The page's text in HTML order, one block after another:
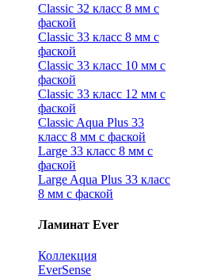
Classic 32 класс 8 мм с
фаской
Classic 33 класс 8 мм с
фаской
Classic 33 класс 10 мм с
фаской
Classic 33 класс 12 мм с
фаской
Classic Aqua Plus 33
класс 8 мм с фаской
Large 33 класс 8 мм с
фаской
Large Aqua Plus 33 класс
8 мм с фаской
Ламинат Ever
Коллекция
EverSense